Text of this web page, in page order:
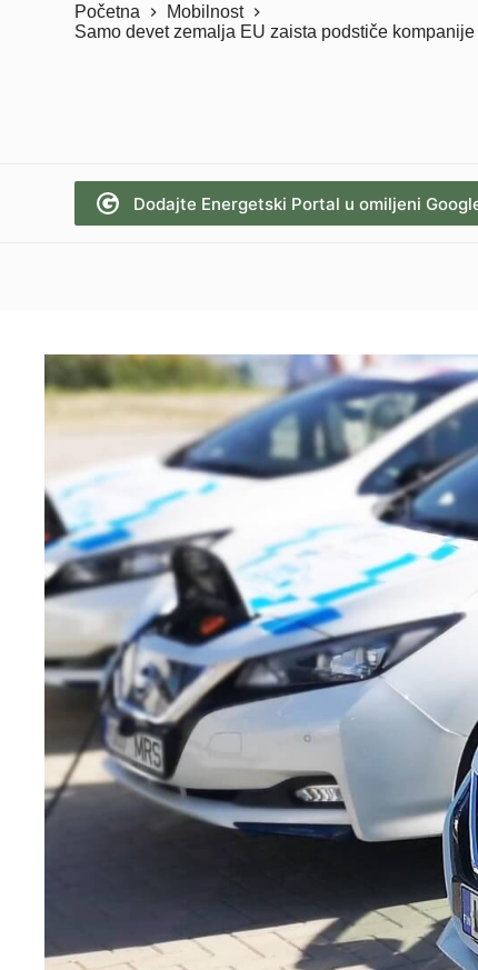
Početna
Mobilnost
Samo devet zemalja EU zaista podstiče
Dodajte Energetski Portal u omiljeni